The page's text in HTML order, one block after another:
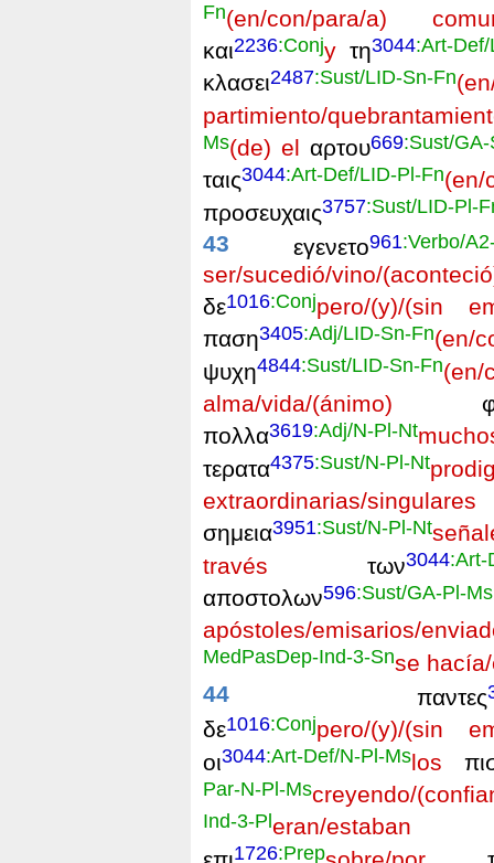
Fn(en/con/para/a)
και2236:Conjy τη3044:Art-
κλασει2487:Sust/LID-Sn-Fn
partimiento/
Ms(de) el αρτου669:Sust/
ταις3044:Art-Def/LID-Pl-Fn
προσευχαις3757:Sust/LID-Pl-
43 εγενετο961:Verbo/
ser/sucedió/vino/
δε1016:Conjpero/(y)/(sin
παση3405:Adj/LID-Sn-Fn
ψυχη4844:Sust/LID-Sn-Fn(en/
alma/vida/(ánimo)
πολλα3619:Adj/N-Pl-Nt
τερατα4375:Sust/N-Pl-Nt
extraordinarias/
σημεια3951:Sust/N-Pl-Nt
través των3044:Art-
αποστολων596:Sust/GA-Pl-Ms
apóstoles/emisarios/
MedPasDep-Ind-3-Snse
44 παντες
δε1016:Conjpero/(y)/(sin
οι3044:Art-Def/N-Pl-Mslos
Par-N-Pl-Mscreyendo/
Ind-3-Pl eran/
1726:Prep